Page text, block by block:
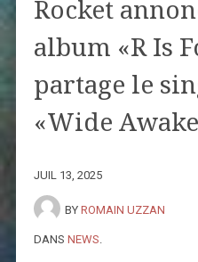
Rocket
album «R Is
partage le
«Wide
JUIL 13, 2025
BY ROMAIN UZZAN
DANS NEWS